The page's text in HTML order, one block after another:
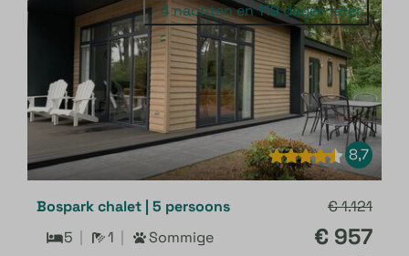
- 4 nachten en 119 dagen later
8,7
€ 1.121
€ 957
Bospark chalet | 5 persoons
5
1
Sommige